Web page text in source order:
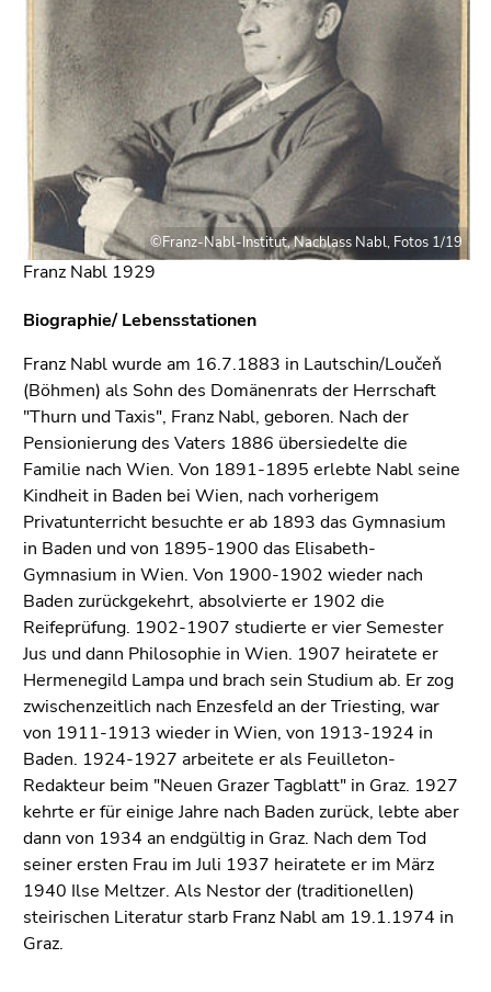
Sie diesen
Link.
Zum
(Zugriffstaste
1)
Zur
Positionsanzeige
(Zugriffstaste
Zur
(Zugriffstaste
3)
Zur
Unternavigation
(Zugriffstaste
4)
Zu
den
Zusatzinformationen
(Zugriffstaste
5)
Zu
den
Seiteneinstellungen
(Benutzer/Sprache)
(Zugriffstaste
8)
Zur
Suche
(Zugriffstaste
9)
Biographie/ Lebensstationen
Franz Nabl wurde am 16.7.1883 in Lautschin/Loučeň
(Böhmen) als Sohn des Domänenrats der Herrschaft
"Thurn und Taxis", Franz Nabl, geboren. Nach der
Pensionierung des Vaters 1886 übersiedelte die
Familie nach Wien. Von 1891-1895 erlebte Nabl seine
Kindheit in Baden bei Wien, nach vorherigem
Privatunterricht besuchte er ab 1893 das Gymnasium
in Baden und von 1895-1900 das Elisabeth-
Gymnasium in Wien. Von 1900-1902 wieder nach
Baden zurückgekehrt, absolvierte er 1902 die
Reifeprüfung. 1902-1907 studierte er vier Semester
Jus und dann Philosophie in Wien. 1907 heiratete er
Hermenegild Lampa und brach sein Studium ab. Er zog
zwischenzeitlich nach Enzesfeld an der Triesting, war
von 1911-1913 wieder in Wien, von 1913-1924 in
Baden. 1924-1927 arbeitete er als Feuilleton-
Redakteur beim "Neuen Grazer Tagblatt" in Graz. 1927
kehrte er für einige Jahre nach Baden zurück, lebte aber
dann von 1934 an endgültig in Graz. Nach dem Tod
seiner ersten Frau im Juli 1937 heiratete er im März
1940 Ilse Meltzer. Als Nestor der (traditionellen)
steirischen Literatur starb Franz Nabl am 19.1.1974 in
Graz.
©Franz-Nabl-Institut, Nachlass Nabl, Fotos 1/19
Franz Nabl 1929